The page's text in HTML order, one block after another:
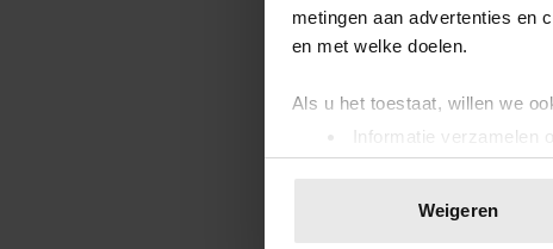
metingen aan advertenties en
en met welke doelen.
Als u het toestaat, willen we
Informatie verzamelen
Uw apparaat
toestemming op elk moment
Weigeren